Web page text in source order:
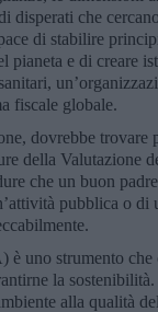
disperati che
di stabilire
e di creare
fiscale globale.
dovrebbe
della Valutazione
che un buon
pubblica o di
uno strumento
la
alla qualità